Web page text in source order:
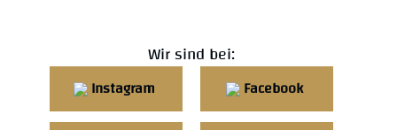
Wir sind bei:
Instagram Facebook